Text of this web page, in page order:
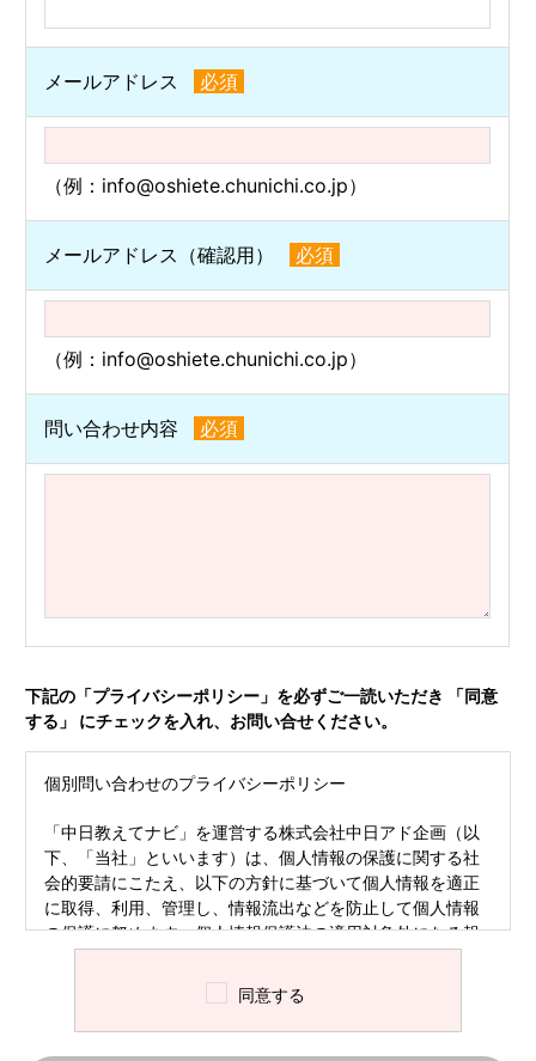
メールアドレス 必須
（例：info@oshiete.chunichi.co.jp）
メールアドレス（確認用） 必須
（例：info@oshiete.chunichi.co.jp）
問い合わせ内容 必須
下記の「プライバシーポリシー」を必ずご一読いただき 「同意
する」 にチェックを入れ、お問い合せください。
個別問い合わせのプライバシーポリシー
「中日教えてナビ」を運営する株式会社中日アド企画（以
下、「当社」といいます）は、個人情報の保護に関する社
会的要請にこたえ、以下の方針に基づいて個人情報を適正
に取得、利用、管理し、情報流出などを防止して個人情報
の保護に努めます。個人情報保護法の適用対象外になる報
下、適正な扱いを講じます。
ご入力いただいた個人情報は、いただいた問い合わせに
同意する